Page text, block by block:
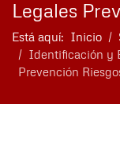
Legales
Está aquí: Inicio
Identificación y
Prevención